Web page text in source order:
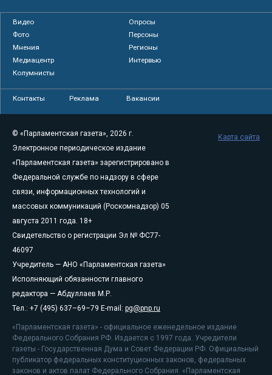
Видео
Опросы
Фото
Персоны
Мнения
Регионы
Медиацентр
Интервью
Колумнисты
Контакты Реклама Вакансии
© «Парламентская газета», 2026 г.
Электронное периодическое издание
«Парламентская газета» зарегистрировано в
Федеральной службе по надзору в сфере
связи, информационных технологий и
массовых коммуникаций (Роскомнадзор) 05
августа 2011 года. 18+
Свидетельство о регистрации Эл № ФС77-
46097
Учредитель — АНО «Парламентская газета»
Исполняющий обязанности главного
редактора — Абдуллаев М.Р.
Тел.: +7 (495) 637–69–79 E-mail: pg@pnp.ru
«Парламентская газета» - официальное еженедельное издание
Федерального Собрания РФ. Издается с 1997 года. Учредители
газеты - Государственная Дума и Совет Федерации РФ. Официальный
публикатор федеральных конституционных законов, федеральных
законов и актов палат Федерального Собрания. «Парламентская
Карта сайта